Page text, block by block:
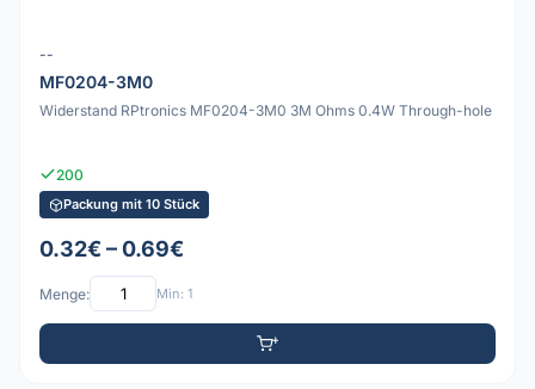
--
MF0204-3M0
Widerstand RPtronics MF0204-3M0 3M Ohms 0.4W Through-hole
200
Packung mit 10 Stück
0.32€ – 0.69€
Menge: Min: 1